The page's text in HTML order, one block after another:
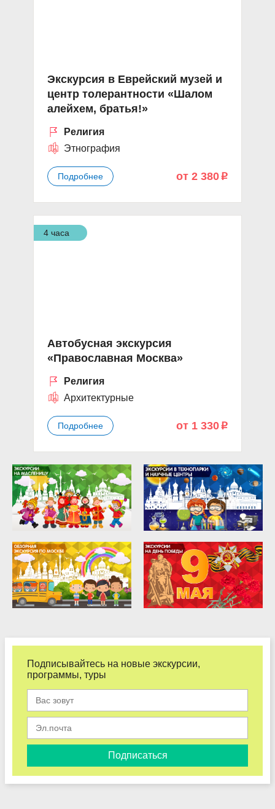
Экскурсия в Еврейский музей и
центр толерантности «Шалом
алейхем, братья!»
Религия
Этнография
Подробнее от 2 380 p
4 часа
Автобусная экскурсия
«Православная Москва»
Религия
Архитектурные
Подробнее от 1 330 p
Подписывайтесь на новые экскурсии,
программы, туры
Подписаться